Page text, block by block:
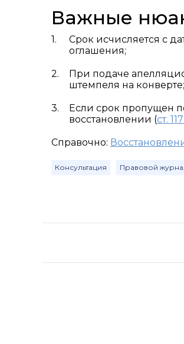
Важные
Срок исчисляется с
оглашения;
При подаче
штемпеля на конверте;
Если срок пропущен
восстановлении (ст.
Справочно:
Консультация Правовой